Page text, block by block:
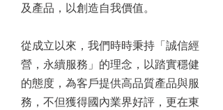
及產品，以創造自我價值。
從成立以來，我們時時秉持「誠信經
營，永續服務」的理念，以踏實穩健
的態度，為客戶提供高品質產品與服
務，不但獲得國內業界好評，更在東